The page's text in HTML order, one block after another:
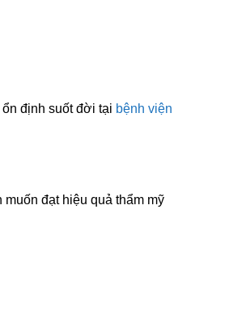
định suốt đời tại bệnh viện
đạt hiệu quả thẩm mỹ